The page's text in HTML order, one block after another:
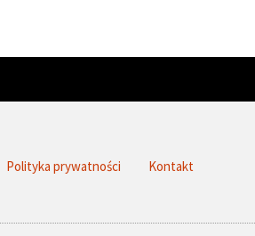
Polityka prywatności Kontakt